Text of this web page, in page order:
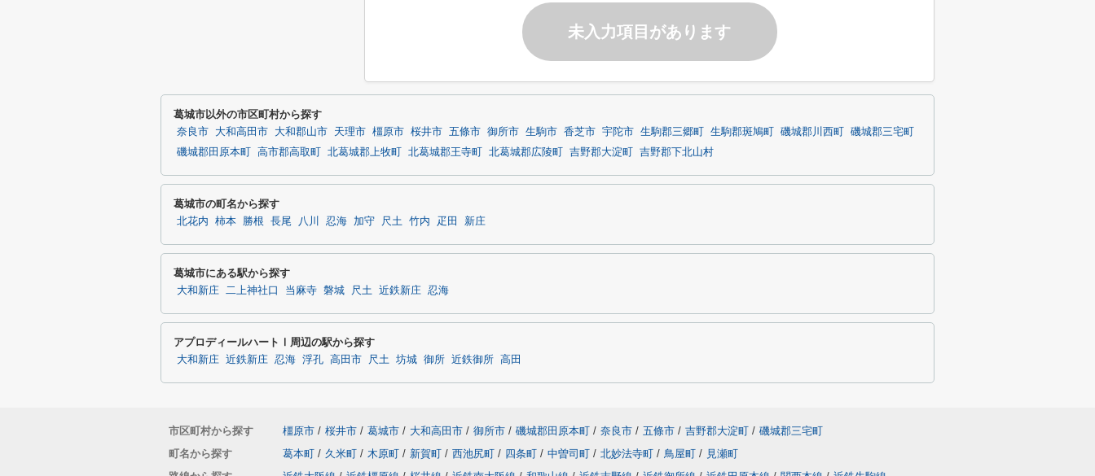
未入力項目があります
葛城市以外の市区町村から探す
奈良市 大和高田市 大和郡山市 天理市 橿原市 桜井市 五條市 御所市 生駒市 香芝市 宇陀市 生駒郡三郷町 生駒郡斑鳩町 磯城郡川西町
磯城郡三宅町
磯城郡田原本町
高市郡高取町 北葛城郡上牧町 北葛城郡王寺町 北葛城郡広陵町 吉野郡大淀町 吉野郡下北山村
葛城市の町名から探す
北花内 柿本 勝根 長尾 八川 忍海 加守 尺土 竹内 疋田 新庄
葛城市にある駅から探す
大和新庄 二上神社口 当麻寺 磐城 尺土 近鉄新庄 忍海
アプロディールハートⅠ周辺の駅から探す
大和新庄 近鉄新庄 忍海 浮孔 高田市 尺土 坊城 御所 近鉄御所 高田
市区町村から探す 橿原市 / 桜井市 / 葛城市 / 大和高田市 / 御所市 / 磯城郡田原本町 / 奈良市 / 五條市 / 吉野郡大淀町 / 磯城郡三宅町
町名から探す
葛本町 / 久米町 / 木原町 / 新賀町 / 西池尻町 / 四条町 / 中曽司町 / 北妙法寺町 / 鳥屋町 / 見瀬町